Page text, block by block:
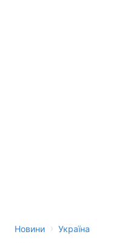
Новини › Україна